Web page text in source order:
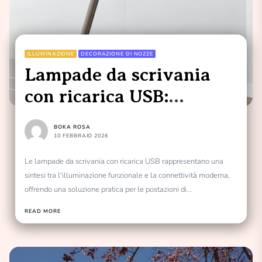
ILLUMINAZIONE DECORAZIONE DI NOZZE
Lampade da scrivania
con ricarica USB:
l’illuminazione
intelligente
BOKA ROSA
10 FEBBRAIO 2026
Le lampade da scrivania con ricarica USB rappresentano una
sintesi tra l'illuminazione funzionale e la connettività moderna,
offrendo una soluzione pratica per le postazioni di...
READ MORE